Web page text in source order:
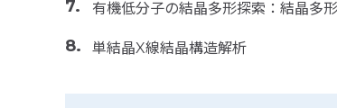
有機低分子の結晶多形探索：結晶多
単結晶X線結晶構造解析